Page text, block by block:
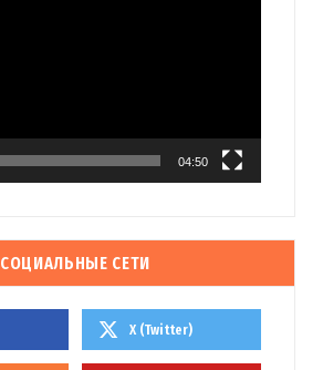
04:50
СОЦИАЛЬНЫЕ СЕТИ
X (Twitter)